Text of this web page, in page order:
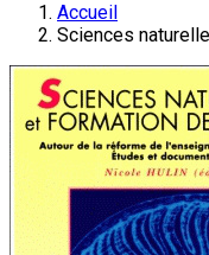
Accueil
Sciences